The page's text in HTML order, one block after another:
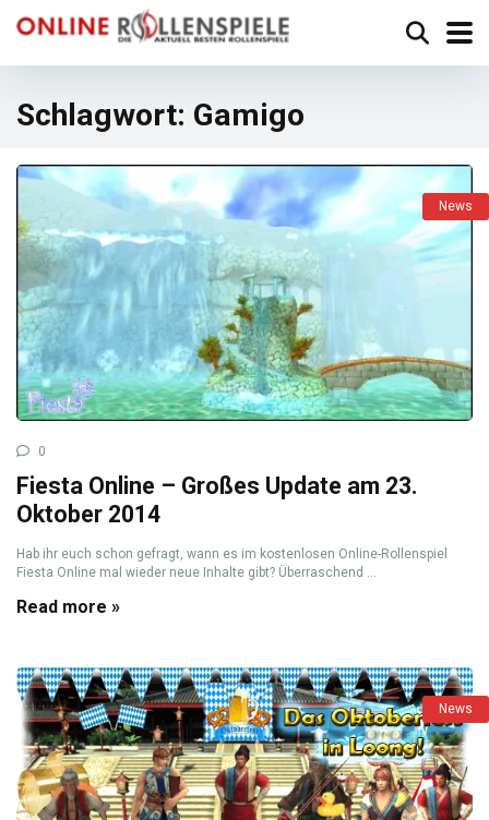
Schlagwort: Gamigo
News
0
Fiesta Online – Großes Update am 23.
Oktober 2014
Hab ihr euch schon gefragt, wann es im kostenlosen Online-Rollenspiel
Fiesta Online mal wieder neue Inhalte gibt? Überraschend ...
Read more »
News